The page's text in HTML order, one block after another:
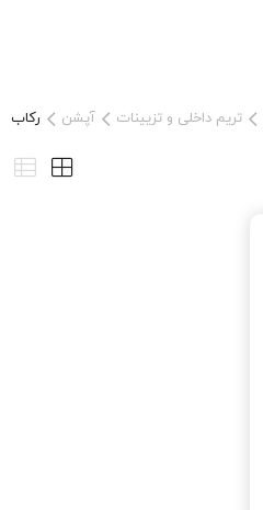
تریم داخلی و تزیینات آپشن رکاب